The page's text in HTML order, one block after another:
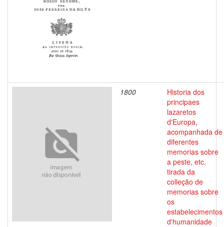
1800
Historia dos
principaes
lazaretos
d'Europa,
acompanhada de
diferentes
memorias sobre
a peste, etc.
tirada da
colleção de
memorias sobre
os
estabelecimentos
d'humanidade